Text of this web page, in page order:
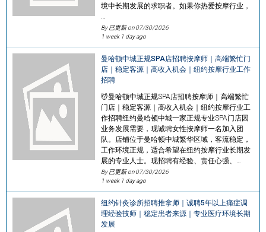
境中长期发展的求职者。如果你热爱按摩行业，
By 已更新 on07/30/2026
1 week 1 day ago
曼哈顿中城正规SPA店招聘按摩师｜高端繁忙门
店｜稳定客源｜高收入机会｜纽约按摩行业工作
招聘
💆曼哈顿中城正规SPA店招聘按摩师｜高端繁忙
门店｜稳定客源｜高收入机会｜纽约按摩行业工
作招聘纽约曼哈顿中城一家正规专业SPA门店因
业务发展需要，现诚聘女性按摩师一名加入团
队。店铺位于曼哈顿中城繁华区域，客流稳定，
工作环境正规，适合希望在纽约按摩行业长期发
展的专业人士。现招聘有经验、责任心强、…
By 已更新 on07/30/2026
1 week 1 day ago
纽约针灸诊所招聘推拿师｜诚聘5年以上痛症调
理经验技师｜稳定患者来源｜专业医疗环境长期
发展